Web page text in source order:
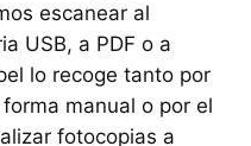
escanear al
USB, a PDF o a
lo recoge tanto por
manual o por el
fotocopias a